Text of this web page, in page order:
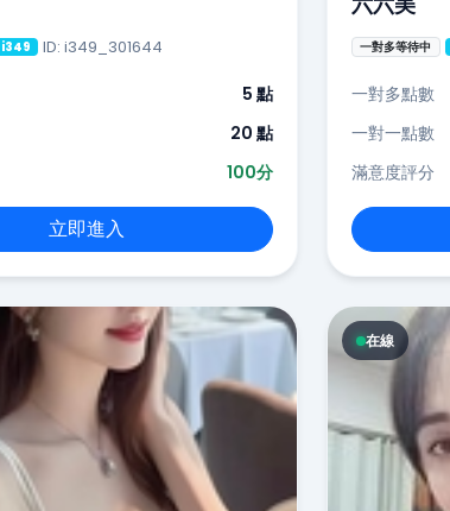
i349 ID: i349_301644
5 點
20 點
100分
立即進入
一對多等待中
一對多點數
一對一點數
滿意度評分
在線